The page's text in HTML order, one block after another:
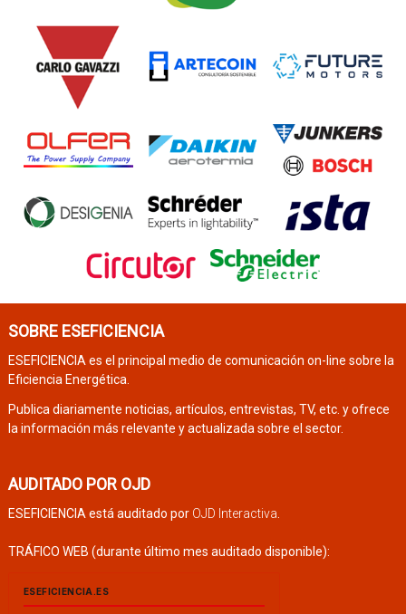
SOBRE ESEFICIENCIA
ESEFICIENCIA es el principal medio de comunicación on-line sobre la
Eficiencia Energética.
Publica diariamente noticias, artículos, entrevistas, TV, etc. y ofrece
la información más relevante y actualizada sobre el sector.
AUDITADO POR OJD
ESEFICIENCIA está auditado por OJD Interactiva.
TRÁFICO WEB (durante último mes auditado disponible):